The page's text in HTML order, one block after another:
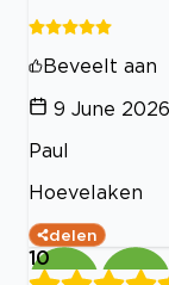
Beveelt aan
9 June 2026
Paul
Hoevelaken
delen
10